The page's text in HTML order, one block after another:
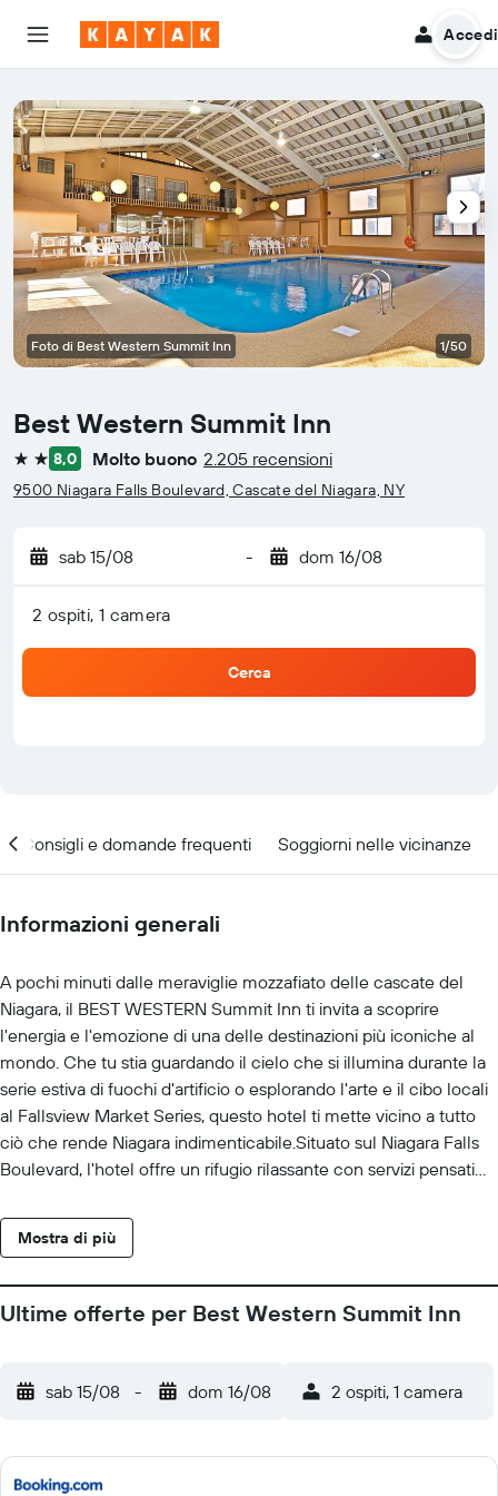
Accedi
Best Western Summit Inn
2 stelle
8,0 Molto buono 2.205 recensioni
9500 Niagara Falls Boulevard, Cascate del Niagara, NY
sab 15/08 - dom 16/08
2 ospiti, 1 camera
Cerca
Foto di Best Western Summit Inn 1/50
Consigli e domande frequenti Soggiorni nelle vicinanze
Informazioni generali
A pochi minuti dalle meraviglie mozzafiato delle cascate del
Niagara, il BEST WESTERN Summit Inn ti invita a scoprire
l'energia e l'emozione di una delle destinazioni più iconiche al
mondo. Che tu stia guardando il cielo che si illumina durante la
serie estiva di fuochi d'artificio o esplorando l'arte e il cibo locali
al Fallsview Market Series, questo hotel ti mette vicino a tutto
ciò che rende Niagara indimenticabile.Situato sul Niagara Falls
Boulevard, l'hotel offre un rifugio rilassante con servizi pensati
un'ampia piscina coperta con grandi finestre, di un moderno
centro fitness e di una sala giochi che aggiunge un tocco
colazione continentale gratuita che comprende uova, frutta
fresca e caffè, per dare energia alla tua giornata di avventure. Le
Internet gratuito, televisore a schermo piatto e macchina per il
Niagara. Per chi ama i sapori locali, ristoranti come El Cubilete e
Leon's Italian Bistro offrono piatti autentici a pochi minuti di
Mostra di più
Ultime offerte per Best Western Summit Inn
sab 15/08 - dom 16/08 2 ospiti, 1 camera